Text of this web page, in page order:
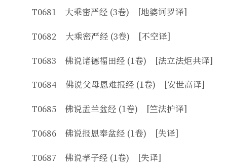
T0681 大乘密严经 (3卷) [地婆诃罗译]
T0682 大乘密严经 (3卷) [不空译]
T0683 佛说诸德福田经 (1卷) [法立法炬共译]
T0684 佛说父母恩难报经 (1卷) [安世高译]
T0685 佛说盂兰盆经 (1卷) [竺法护译]
T0686 佛说报恩奉盆经 (1卷) [失译]
T0687 佛说孝子经 (1卷) [失译]